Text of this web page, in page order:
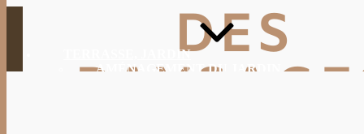
TERRASSE, JARDIN
AMÉNAGEMENT DU JARDIN